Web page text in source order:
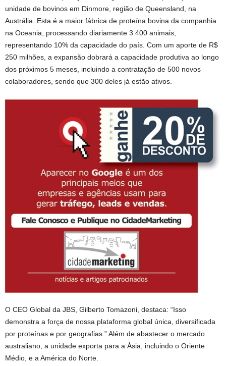
unidade de bovinos em Dinmore, região de Queensland, na
Austrália. Esta é a maior fábrica de proteína bovina da companhia
na Oceania, processando diariamente 3.400 animais,
representando 10% da capacidade do país. Com um aporte de R$
250 milhões, a expansão dobrará a capacidade produtiva ao longo
dos próximos 5 meses, incluindo a contratação de 500 novos
colaboradores, sendo que 300 deles já estão ativos.
O CEO Global da JBS, Gilberto Tomazoni, destaca: “Isso
demonstra a força de nossa plataforma global única, diversificada
por proteínas e por geografias.” Além de abastecer o mercado
australiano, a unidade exporta para a Ásia, incluindo o Oriente
Médio, e a América do Norte.